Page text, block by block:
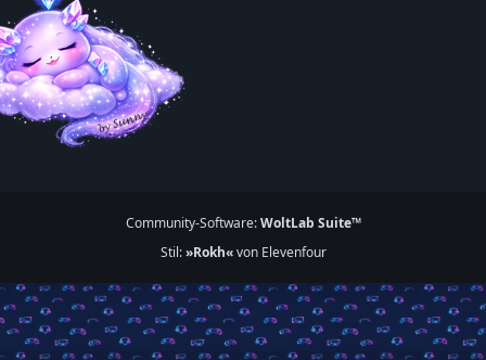
Community-Software:WoltLab Suite™
Stil:»Rokh«von Elevenfour